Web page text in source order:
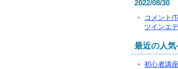
2022/08/30
コメント/
ツインエ
最近の人
初心者講